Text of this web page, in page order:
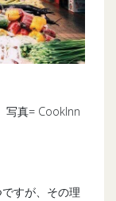
真= CookInn
すが、その理